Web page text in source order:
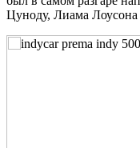
Цуноду, Лиама